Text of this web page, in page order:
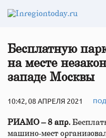
Бесплатную
на месте
западе Москвы
10:42, 08 АПРЕЛЯ 2021
РИАМО – 8 апр.
машино-мест